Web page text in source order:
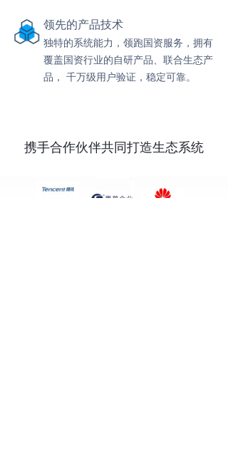
领先的产品技术
独特的系统能力，领跑国资服务，拥有
覆盖国资行业的自研产品、联合生态产
品， 千万级用户验证，稳定可靠。
携手合作伙伴共同打造生态系统